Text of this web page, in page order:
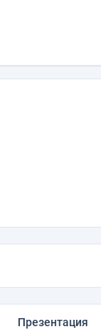
Презентация